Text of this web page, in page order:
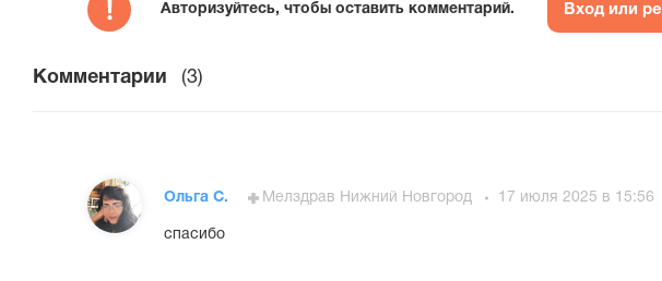
Авторизуйтесь, чтобы оставить комментарий. Вход или
Комментарии (3)
Ольга С. Мелздрав Нижний Новгород 17 июля 2025 в 15:56
спасибо